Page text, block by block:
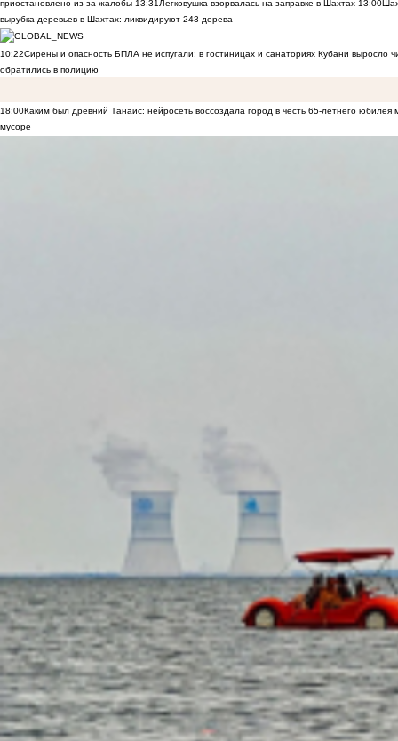
приостановлено из-за жалобы 13:31 Легковушка взорвалась на заправке в Шахтах 13:00
вырубка деревьев в Шахтах: ликвидируют 243 дерева
10:22Сирены и опасность БПЛА не испугали: в гостиницах и санаториях Кубани выросло
обратились в полицию
18:00Каким был древний Танаис: нейросеть воссоздала город в честь 65-летнего юбилея
мусоре